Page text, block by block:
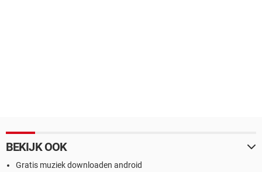
BEKIJK OOK
Gratis muziek downloaden android